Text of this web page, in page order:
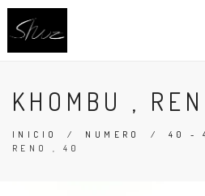
KHOMBU ,
INICIO / NUMERO / 40 -
RENO , 40